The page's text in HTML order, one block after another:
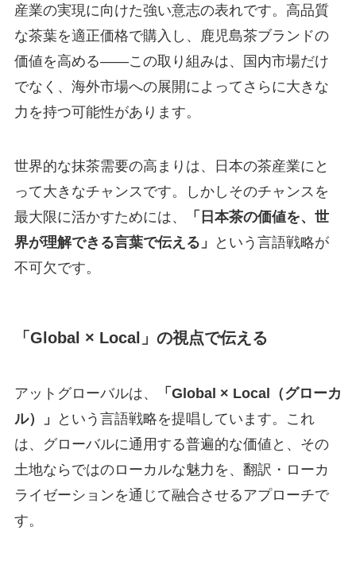
産業の実現に向けた強い意志の表れです。高品質
な茶葉を適正価格で購入し、鹿児島茶ブランドの
価値を高める——この取り組みは、国内市場だけ
でなく、海外市場への展開によってさらに大きな
力を持つ可能性があります。
世界的な抹茶需要の高まりは、日本の茶産業にと
って大きなチャンスです。しかしそのチャンスを
最大限に活かすためには、
「日本茶の価値を、世
界が理解できる言葉で伝える」
という言語戦略が
不可欠です。
「Global × Local」の視点で伝える
アットグローバルは、
「Global × Local（グローカ
ル）」
という言語戦略を提唱しています。これ
は、グローバルに通用する普遍的な価値と、その
土地ならではのローカルな魅力を、翻訳・ローカ
ライゼーションを通じて融合させるアプローチで
す。